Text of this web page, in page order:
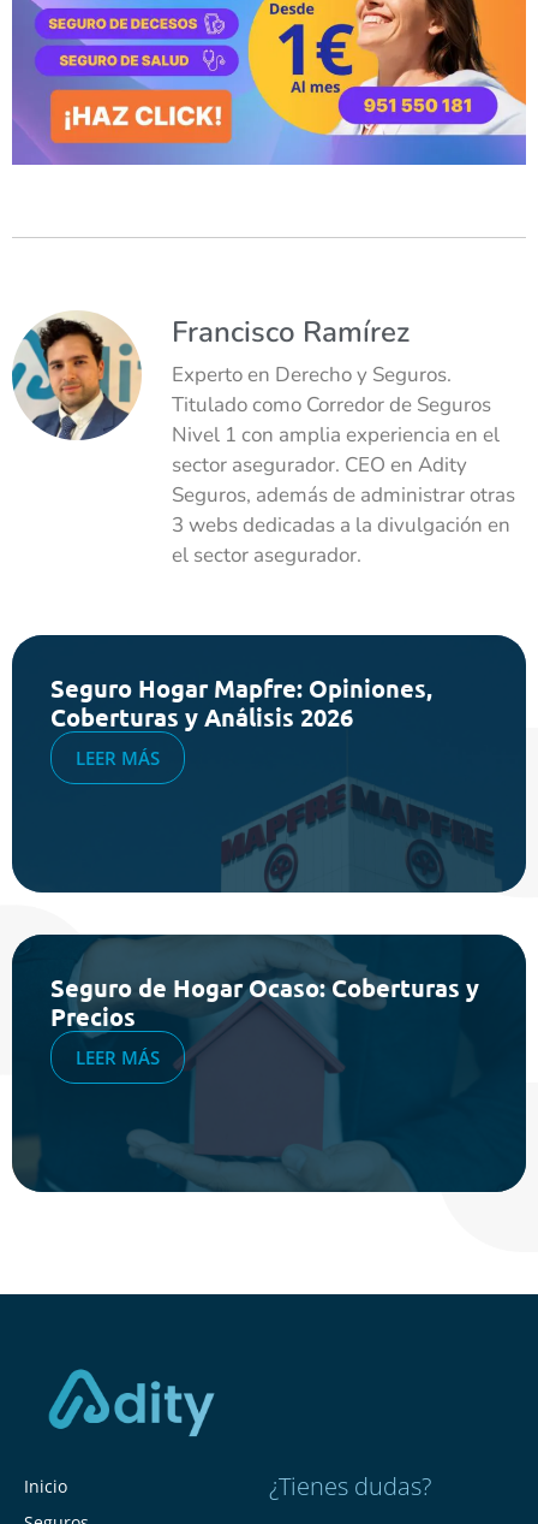
Francisco Ramírez
Experto en Derecho y Seguros.
Titulado como Corredor de Seguros
Nivel 1 con amplia experiencia en el
sector asegurador. CEO en Adity
Seguros, además de administrar otras
3 webs dedicadas a la divulgación en
el sector asegurador.
Seguro Hogar Mapfre: Opiniones,
Coberturas y Análisis 2026
LEER MÁS
Seguro de Hogar Ocaso: Coberturas y
Precios
LEER MÁS
Inicio
¿Tienes dudas?